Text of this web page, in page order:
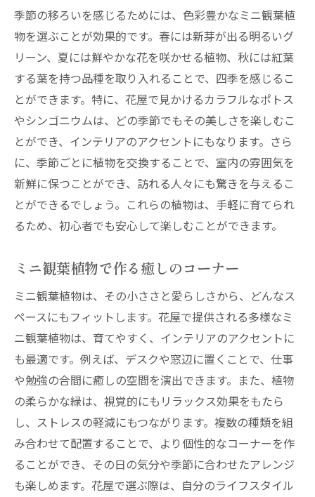
季節の移ろいを感じるためには、色彩豊かなミニ観葉植
物を選ぶことが効果的です。春には新芽が出る明るいグ
リーン、夏には鮮やかな花を咲かせる植物、秋には紅葉
する葉を持つ品種を取り入れることで、四季を感じるこ
とができます。特に、花屋で見かけるカラフルなポトス
やシンゴニウムは、どの季節でもその美しさを楽しむこ
とができ、インテリアのアクセントにもなります。さら
に、季節ごとに植物を交換することで、室内の雰囲気を
新鮮に保つことができ、訪れる人々にも驚きを与えるこ
とができるでしょう。これらの植物は、手軽に育てられ
るため、初心者でも安心して楽しむことができます。
ミニ観葉植物で作る癒しのコーナー
ミニ観葉植物は、その小ささと愛らしさから、どんなス
ペースにもフィットします。花屋で提供される多様なミ
ニ観葉植物は、育てやすく、インテリアのアクセントに
も最適です。例えば、デスクや窓辺に置くことで、仕事
や勉強の合間に癒しの空間を演出できます。また、植物
の柔らかな緑は、視覚的にもリラックス効果をもたら
し、ストレスの軽減にもつながります。複数の種類を組
み合わせて配置することで、より個性的なコーナーを作
ることができ、その日の気分や季節に合わせたアレンジ
も楽しめます。花屋で選ぶ際は、自分のライフスタイル